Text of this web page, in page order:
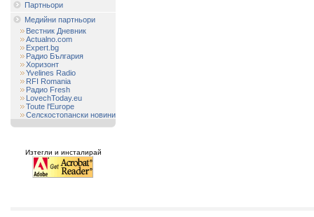
Партньори
Медийни партньори
Вестник Дневник
Actualno.com
Expert.bg
Радио България
Хоризонт
Yvelines Radio
RFI Romania
Радио Fresh
LovechToday.eu
Toute l'Europe
Селскостопански новини
Изтегли и инсталирай